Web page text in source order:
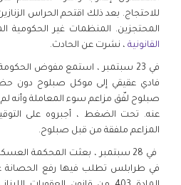
للاحتجاج. بعد ذلك اقتحم الحراس
المحتجزين. المنظمات غير الحكومية
القانونية ، نشرت عن الحادث.
في 23 سبتمبر ، استمع مفوض
فادي عقيقي إلى موكل صبلوح دون
صبلوح لفّق مزاعم سوء المعاملة وأنه
عنه. تحت الضغط ، أجبروه على
المزاعم ملفقة من قبل صبلوح.
في 28 سبتمبر ، بعثت المحكمة
في طرابلس تطلب فيها رفع